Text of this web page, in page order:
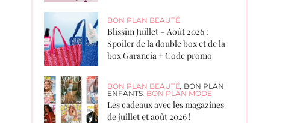
BON PLAN BEAUTÉ
Blissim Juillet – Août 2026 :
Spoiler de la double box et de la
box Garancia + Code promo
BON PLAN BEAUTÉ BON PLAN
ENFANTS BON PLAN MODE
Les cadeaux avec les magazines
de juillet et août 2026 !